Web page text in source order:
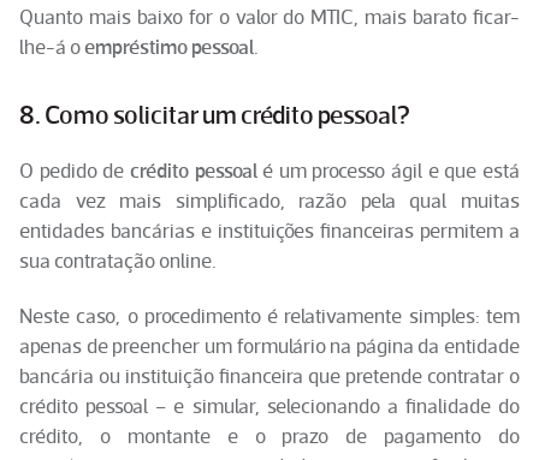
Quanto mais baixo for o valor do MTIC, mais barato ficar-
lhe-á oempréstimo pessoal
8. Como solicitar um crédito pessoal?
O pedido de crédito pessoal é um processo ágil e que está
cada vez mais simplificado, razão pela qual muitas
entidades bancárias e instituições financeiras permitem a
sua contratação online.
Neste caso, o procedimento é relativamente simples: tem
apenas de preencher um formulário na página da entidade
bancária ou instituição financeira que pretende contratar o
crédito pessoal – e simular, selecionando a finalidade do
crédito, o montante e o prazo de pagamento do